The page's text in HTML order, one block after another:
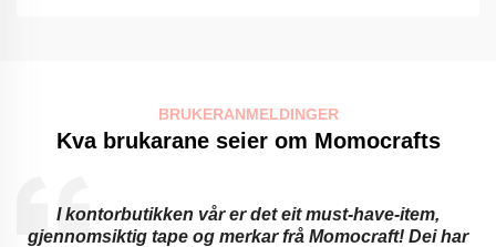
BRUKERANMELDINGER
Kva brukarane seier om Momocrafts
must-have-item,
frå Momocraft! Dei har
Utdanningsinstitusjonar kan
klistremerker og